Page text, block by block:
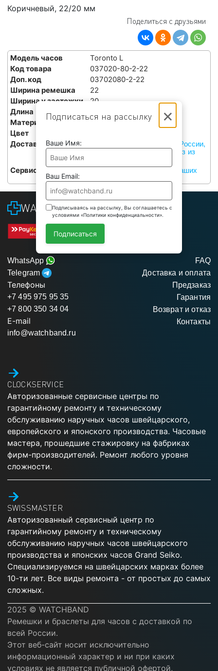
×
Подписаться на рассылку
Ваше Имя:
Ваш Email:
Подписываясь на рассылку, Вы соглашаетесь с
условиями «Политики конфиденциальности».
Подписаться
Коричневый, 22/20 мм
Поделиться с друзьями
Модель часов
Toronto L
Код товара
037020-80-2-22
Доп. код
03702080-2-22
Ширина ремешка
22
Ширина у застежки
20
Длина
Материал
Кожа теленка
Цвет
Доставка
Курьерами СДЭК по всей России,
или бесплатный самовывоз из
Сервис
Бесплатная установка в наших
WATCHBAND
WhatsApp
Telegram
Телефоны
+7 495 975 95 35
+7 800 350 34 04
E-mail
info@watchband.ru
FAQ
Доставка и оплата
Предзаказ
Гарантия
Возврат и отказ
Контакты
CLOCKSERVICE
Авторизованные сервисные центры по
гарантийному ремонту и техническому
обслуживанию наручных часов швейцарского,
европейского и японского производства. Часовые
мастера, прошедшие стажировку на фабриках
фирм-производителей. Ремонт любого уровня
сложности.
SWISSMASTER
Авторизованный сервисный центр по
гарантийному ремонту и техническому
обслуживанию наручных часов швейцарского
производства и японских часов Grand Seiko.
Специализируемся на швейцарских марках более
10-ти лет. Все виды ремонта - от простых до самых
сложных.
2025 © WATCHBAND
Ремешки и браслеты для часов с доставкой по
всей России.
Этот веб-сайт носит исключительно
информационный характер и ни при каких
условиях не является публичной офертой,